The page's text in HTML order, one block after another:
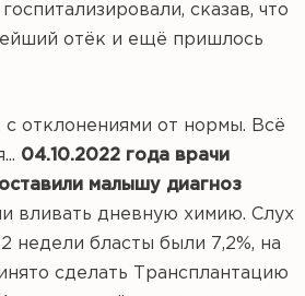
сказав, что
отёк и ещё пришлось
отклонениями от нормы. Всё
04.10.2022 года врачи
малышу диагноз
вливать дневную химию. Слух
недели бласты были 7,2%, на
сделать Трансплантацию